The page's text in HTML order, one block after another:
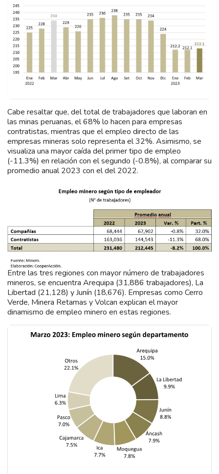
Cabe resaltar que, del total de trabajadores que laboran en
las minas peruanas, el 68% lo hacen para empresas
contratistas, mientras que el empleo directo de las
empresas mineras solo representa el 32%. Asimismo, se
visualiza una mayor caída del primer tipo de empleo
(-11.3%) en relación con el segundo (-0.8%), al comparar su
promedio anual 2023 con el del 2022.
Entre las tres regiones con mayor número de trabajadores
mineros, se encuentra Arequipa (31,886 trabajadores), La
Libertad (21,128) y Junín (18,676). Empresas como Cerro
Verde, Minera Retamas y Volcan explican el mayor
dinamismo de empleo minero en estas regiones.